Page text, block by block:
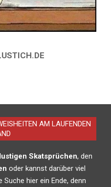
AM LAUFENDEN
lustigen Skatsprüchen, den
oder kannst darüber viel
Suche hier ein Ende, denn